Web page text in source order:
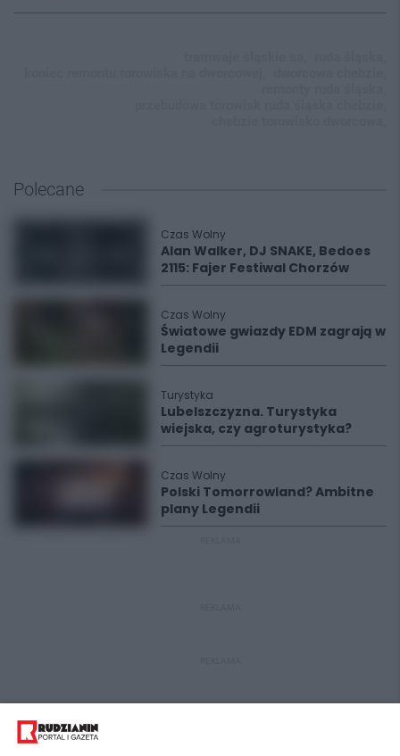
Polecane
Czas Wolny
Alan Walker, DJ SNAKE, Bedoes
2115: Fajer Festiwal Chorzów
Czas Wolny
Światowe gwiazdy EDM zagrają w
Legendii
Turystyka
Lubelszczyzna. Turystyka
wiejska, czy agroturystyka?
Czas Wolny
Polski Tomorrowland? Ambitne
plany Legendii